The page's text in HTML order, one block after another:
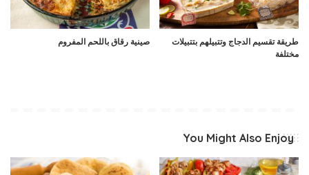
طريقة تقسيم الدجاج وتتبيلهم بتتبيلات
مختلفة
صينية رقاق باللحم المفروم
You Might Also Enjoy